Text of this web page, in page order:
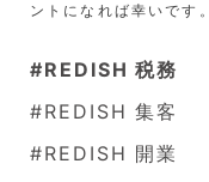
ントになれば幸いです。
#REDISH 税務
#REDISH 集客
#REDISH 開業